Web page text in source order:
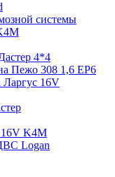
системы
4*4
Пежо 308 1,6 EP6
Ларгус 16V
K4M
Logan